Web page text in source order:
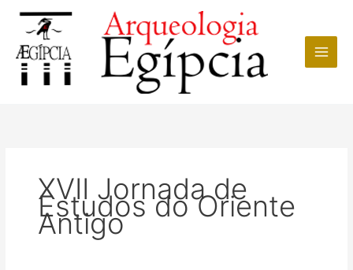
conteúdo
XVII Jornada de
Estudos do Oriente
Antigo